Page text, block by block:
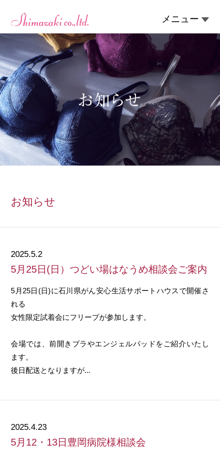
メニュー
お知らせ
2025.5.2
5月25日(日）つどい場はなうめ相談会ご案内
5月25日(日)に石川県がん安心生活サポートハウスで開催さ
れる
女性限定試着会にフリープが参加します。
会場では、前開きブラやエンジェルパッドをご紹介いたし
ます。
後日配送となりますが...
2025.4.23
5月12・13日豊岡病院様相談会